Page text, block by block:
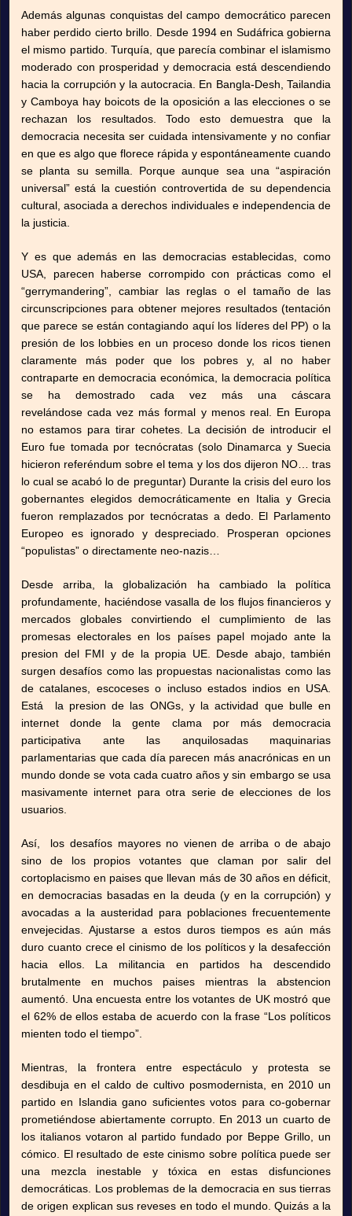
Además algunas conquistas del campo democrático parecen
haber perdido cierto brillo. Desde 1994 en Sudáfrica gobierna
el mismo partido. Turquía, que parecía combinar el islamismo
moderado con prosperidad y democracia está descendiendo
hacia la corrupción y la autocracia. En Bangla-Desh, Tailandia
y Camboya hay boicots de la oposición a las elecciones o se
rechazan los resultados. Todo esto demuestra que la
democracia necesita ser cuidada intensivamente y no confiar
en que es algo que florece rápida y espontáneamente cuando
se planta su semilla. Porque aunque sea una “aspiración
universal” está la cuestión controvertida de su dependencia
cultural, asociada a derechos individuales e independencia de
la justicia.
Y es que además en las democracias establecidas, como
USA, parecen haberse corrompido con prácticas como el
“gerrymandering”, cambiar las reglas o el tamaño de las
circunscripciones para obtener mejores resultados (tentación
que parece se están contagiando aquí los líderes del PP) o la
presión de los lobbies en un proceso donde los ricos tienen
claramente más poder que los pobres y, al no haber
contraparte en democracia económica, la democracia política
se ha demostrado cada vez más una cáscara
revelándose cada vez más formal y menos real. En Europa
no estamos para tirar cohetes. La decisión de introducir el
Euro fue tomada por tecnócratas (solo Dinamarca y Suecia
hicieron referéndum sobre el tema y los dos dijeron NO… tras
lo cual se acabó lo de preguntar) Durante la crisis del euro los
gobernantes elegidos democráticamente en Italia y Grecia
fueron remplazados por tecnócratas a dedo. El Parlamento
Europeo es ignorado y despreciado. Prosperan opciones
“populistas” o directamente neo-nazis…
Desde arriba, la globalización ha cambiado la política
profundamente, haciéndose vasalla de los flujos financieros y
mercados globales convirtiendo el cumplimiento de las
promesas electorales en los países papel mojado ante la
presion del FMI y de la propia UE. Desde abajo, también
surgen desafíos como las propuestas nacionalistas como las
de catalanes, escoceses o incluso estados indios en USA.
Está la presion de las ONGs, y la actividad que bulle en
internet donde la gente clama por más democracia
participativa ante las anquilosadas maquinarias
parlamentarias que cada día parecen más anacrónicas en un
mundo donde se vota cada cuatro años y sin embargo se usa
masivamente internet para otra serie de elecciones de los
usuarios.
Así, los desafíos mayores no vienen de arriba o de abajo
sino de los propios votantes que claman por salir del
cortoplacismo en paises que llevan más de 30 años en déficit,
en democracias basadas en la deuda (y en la corrupción) y
avocadas a la austeridad para poblaciones frecuentemente
envejecidas. Ajustarse a estos duros tiempos es aún más
duro cuanto crece el cinismo de los políticos y la desafección
hacia ellos. La militancia en partidos ha descendido
brutalmente en muchos paises mientras la abstencion
aumentó. Una encuesta entre los votantes de UK mostró que
el 62% de ellos estaba de acuerdo con la frase “Los políticos
mienten todo el tiempo”.
Mientras, la frontera entre espectáculo y protesta se
desdibuja en el caldo de cultivo posmodernista, en 2010 un
partido en Islandia gano suficientes votos para co-gobernar
prometiéndose abiertamente corrupto. En 2013 un cuarto de
los italianos votaron al partido fundado por Beppe Grillo, un
cómico. El resultado de este cinismo sobre política puede ser
una mezcla inestable y tóxica en estas disfunciones
democráticas. Los problemas de la democracia en sus tierras
de origen explican sus reveses en todo el mundo. Quizás a la